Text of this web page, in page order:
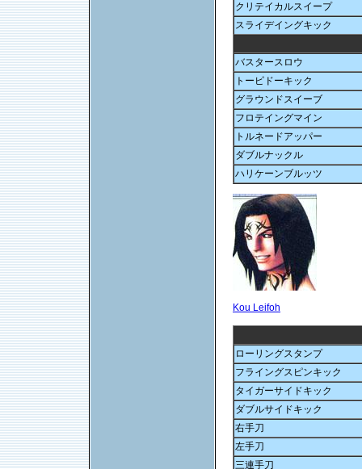
クリテイカルスイープ
スライデイングキック
バスタースロウ
トーピドーキック
グラウンドスイーブ
フロテイングマイン
トルネードアッパー
ダブルナックル
ハリケーンブルッツ
Kou Leifoh
ローリングスタンプ
フライングスピンキック
タイガーサイドキック
ダブルサイドキック
右手刀
左手刀
三連手刀